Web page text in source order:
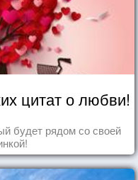
цитат о любви!
будет рядом со своей